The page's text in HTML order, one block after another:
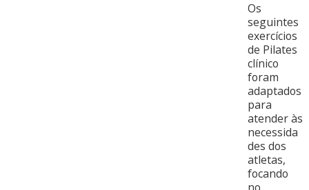
Os
seguintes
exercícios
de Pilates
clínico
foram
adaptados
para
atender às
necessida
des dos
atletas,
focando